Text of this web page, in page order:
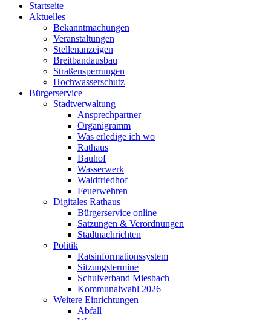
Startseite
Aktuelles
Bekanntmachungen
Veranstaltungen
Stellenanzeigen
Breitbandausbau
Straßensperrungen
Hochwasserschutz
Bürgerservice
Stadtverwaltung
Ansprechpartner
Organigramm
Was erledige ich wo
Rathaus
Bauhof
Wasserwerk
Waldfriedhof
Feuerwehren
Digitales Rathaus
Bürgerservice online
Satzungen & Verordnungen
Stadtnachrichten
Politik
Ratsinformationssystem
Sitzungstermine
Schulverband Miesbach
Kommunalwahl 2026
Weitere Einrichtungen
Abfall